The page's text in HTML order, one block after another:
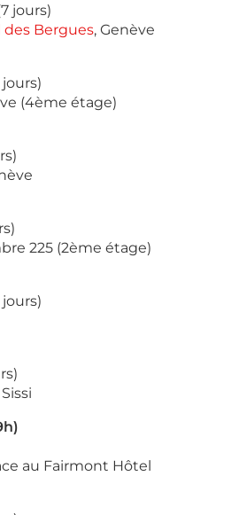
jours)
des Bergues, Genève
jours)
(4ème étage)
225 (2ème étage)
jours)
au Fairmont Hôtel